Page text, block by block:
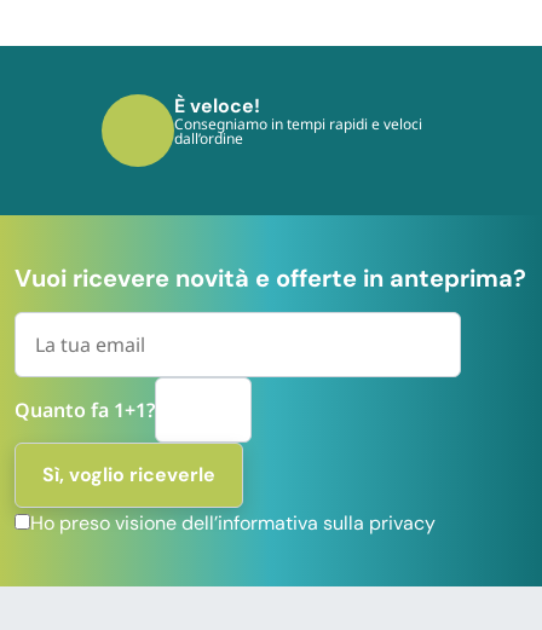
È sicuro!
I tuoi pagamenti sono protetti dai più
moderni protocolli
Vuoi ricevere novità e offerte in anteprima?
Quanto fa 1+1?
Ho preso visione dell’informativa sulla privacy